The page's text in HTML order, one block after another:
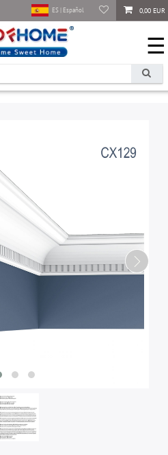
0,00 EUR
ES | Español
☰